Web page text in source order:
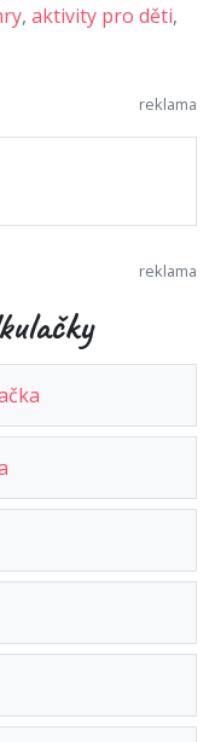
, aktivity pro děti,